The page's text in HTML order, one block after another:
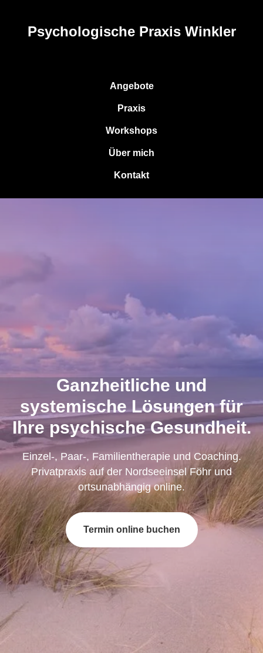
Psychologische Praxis Winkler
Angebote
Praxis
Workshops
Über mich
Kontakt
Ganzheitliche und
systemische Lösungen für
Ihre psychische Gesundheit.
Einzel-, Paar-, Familientherapie und Coaching.
Privatpraxis auf der Nordseeinsel Föhr und
ortsunabhängig online.
Termin online buchen